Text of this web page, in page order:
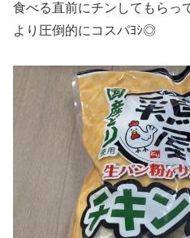
食べる直前にチンしてもらっ
より圧倒的にコスパﾖｼ◎